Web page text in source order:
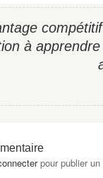
à
pour publier un